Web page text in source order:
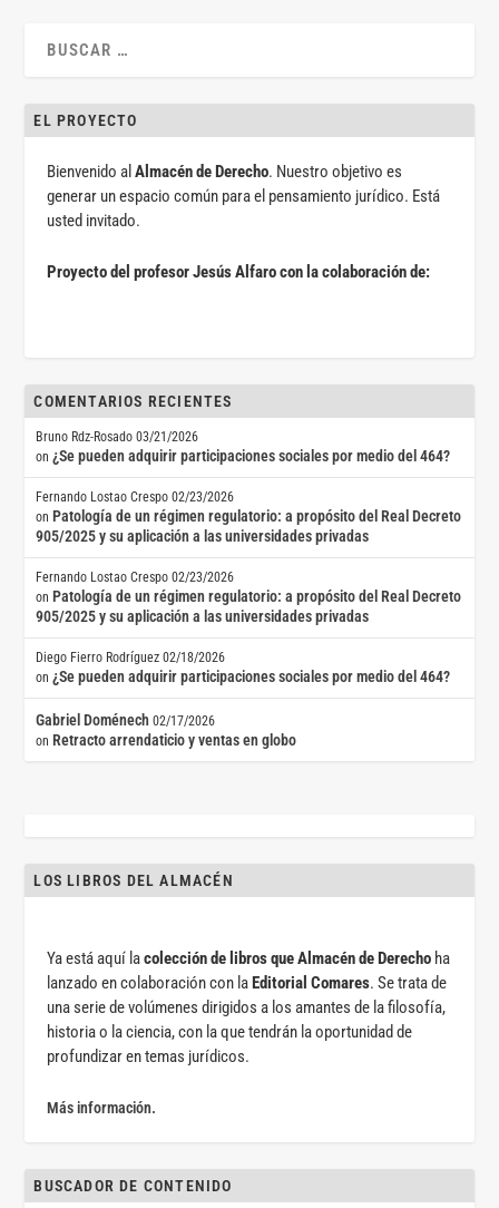
EL PROYECTO
Bienvenido alAlmacén de Derecho. Nuestro objetivo es
generar un espacio común para el pensamiento jurídico. Está
usted invitado.
Proyecto del profesor Jesús Alfaro con la colaboración de:
COMENTARIOS RECIENTES
Bruno Rdz-Rosado 03/21/2026
on¿Se pueden adquirir participaciones sociales por medio del 464?
Fernando Lostao Crespo 02/23/2026
on Patología de un régimen regulatorio: a propósito del Real Decreto
905/2025 y su aplicación a las universidades privadas
Fernando Lostao Crespo 02/23/2026
on Patología de un régimen regulatorio: a propósito del Real Decreto
905/2025 y su aplicación a las universidades privadas
Diego Fierro Rodríguez 02/18/2026
on¿Se pueden adquirir participaciones sociales por medio del 464?
Gabriel Doménech 02/17/2026
on Retracto arrendaticio y ventas en globo
LOS LIBROS DEL ALMACÉN
Ya está aquí lacolección de libros que Almacén de Derecho ha
lanzado en colaboración con laEditorial Comares. Se trata de
una serie de volúmenes dirigidos a los amantes de la filosofía,
historia o la ciencia, con la que tendrán la oportunidad de
profundizar en temas jurídicos.
Más información.
BUSCADOR DE CONTENIDO